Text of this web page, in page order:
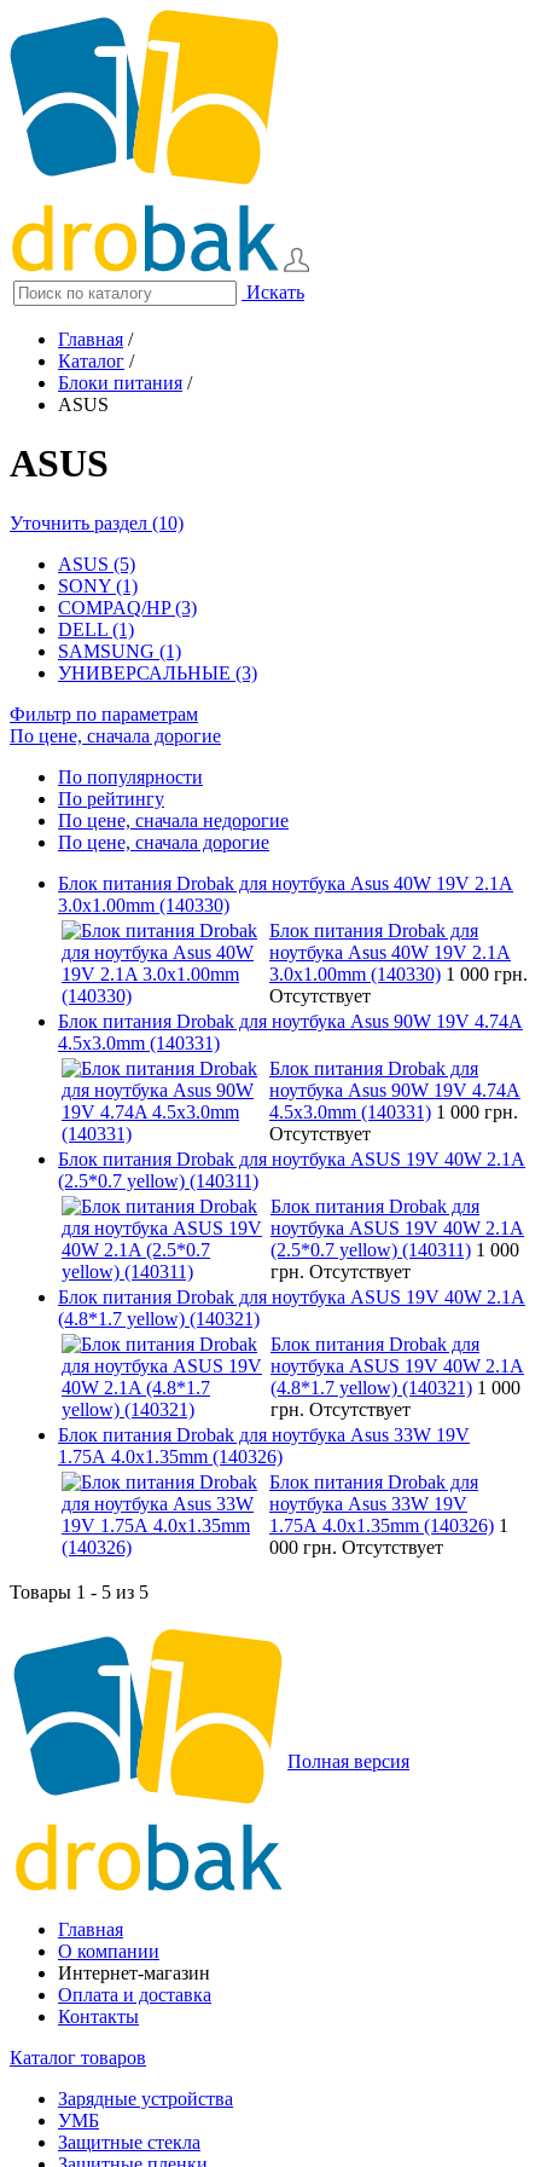
Искать
Главная /
Каталог /
Блоки питания /
ASUS
ASUS
Уточнить раздел (10)
ASUS (5)
SONY (1)
COMPAQ/HP (3)
DELL (1)
SAMSUNG (1)
УНИВЕРСАЛЬНЫЕ (3)
Фильтр по параметрам
По цене, сначала дорогие
По популярности
По рейтингу
По цене, сначала недорогие
По цене, сначала дорогие
Блок питания Drobak для ноутбука Asus 40W 19V 2.1A
3.0x1.00mm (140330)
Блок питания Drobak для
ноутбука Asus 40W 19V 2.1A
3.0x1.00mm (140330) 1 000 грн.
Отсутствует
Блок питания Drobak для ноутбука Asus 90W 19V 4.74A
4.5x3.0mm (140331)
Блок питания Drobak для
ноутбука Asus 90W 19V 4.74A
4.5x3.0mm (140331) 1 000 грн.
Отсутствует
Блок питания Drobak для ноутбука ASUS 19V 40W 2.1A
(2.5*0.7 yellow) (140311)
Блок питания Drobak для
ноутбука ASUS 19V 40W 2.1A
(2.5*0.7 yellow) (140311) 1 000
грн. Отсутствует
Блок питания Drobak для ноутбука ASUS 19V 40W 2.1A
(4.8*1.7 yellow) (140321)
Блок питания Drobak для
ноутбука ASUS 19V 40W 2.1A
(4.8*1.7 yellow) (140321) 1 000
грн. Отсутствует
Блок питания Drobak для ноутбука Asus 33W 19V
1.75A 4.0х1.35mm (140326)
Блок питания Drobak для
ноутбука Asus 33W 19V
1.75A 4.0х1.35mm (140326) 1
000 грн. Отсутствует
Товары 1 - 5 из 5
Полная версия
Главная
О компании
Интернет-магазин
Оплата и доставка
Контакты
Каталог товаров
Зарядные устройства
УМБ
Защитные стекла